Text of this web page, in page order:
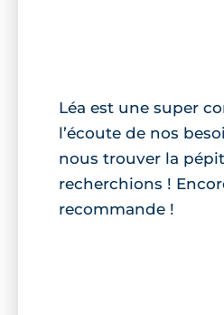
Léa est une super
l’écoute de nos
nous trouver la
recherchions !
recommande !